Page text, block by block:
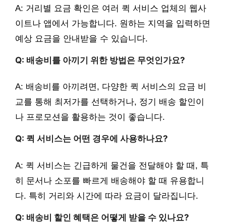
A: 거리별 요금 확인은 여러 퀵 서비스 업체의 웹사
이트나 앱에서 가능합니다. 원하는 지역을 입력하면
예상 요금을 안내받을 수 있습니다.
Q: 배송비를 아끼기 위한 방법은 무엇인가요?
A: 배송비를 아끼려면, 다양한 퀵 서비스의 요금 비
교를 통해 최저가를 선택하거나, 정기 배송 할인이
나 프로모션을 활용하는 것이 좋습니다.
Q: 퀵 서비스는 어떤 경우에 사용하나요?
A: 퀵 서비스는 긴급하게 물건을 전달해야 할 때, 특
히 문서나 소포를 빠르게 배송해야 할 때 유용합니
다. 특히 거리와 시간에 따라 요금이 달라집니다.
Q: 배송비 할인 혜택은 어떻게 받을 수 있나요?